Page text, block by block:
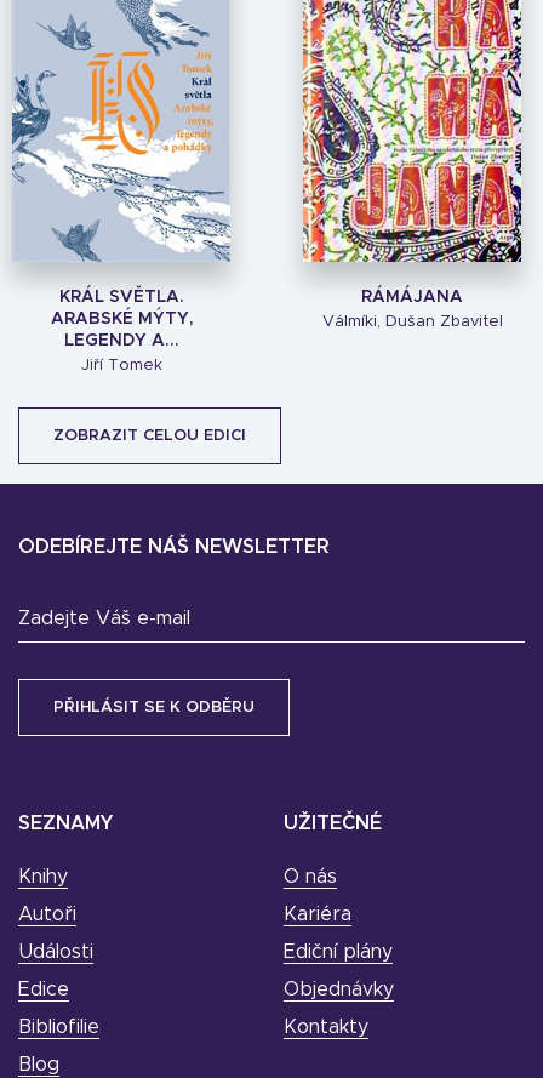
KRÁL SVĚTLA.
ARABSKÉ MÝTY,
LEGENDY A...
Jiří Tomek
RÁMÁJANA
Válmíki, Dušan Zbavitel
ZOBRAZIT CELOU EDICI
SEZNAMY
Knihy
Autoři
Události
Edice
Bibliofilie
Blog
UŽITEČNÉ
O nás
Kariéra
Ediční plány
Objednávky
Kontakty
ODEBÍREJTE NÁŠ NEWSLETTER
Zadejte Váš e-mail